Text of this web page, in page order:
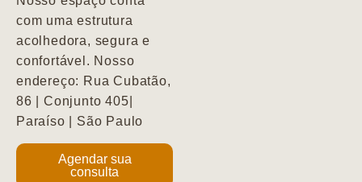
com uma estrutura
acolhedora, segura e
confortável. Nosso
endereço: Rua Cubatão,
86 | Conjunto 405|
Paraíso | São Paulo
Agendar sua
consulta